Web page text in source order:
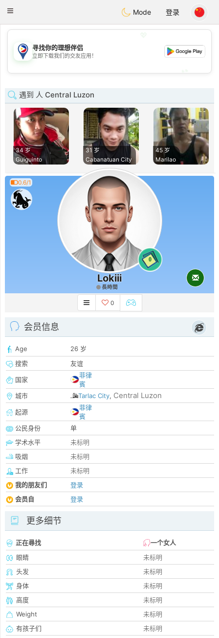
PhilippinesChat
Toggle
Mode 登录
💖
💕
寻找你的理想伴侣
立即下载我们的交友应用！
遇到 人 Central Luzon
34 岁
Guiguinto
31 岁
Cabanatuan City
45 岁
Marilao
0.6/1
0
Lokiii
長時間
0
会员信息
Age
26 岁
搜索
友谊
国家
菲律
賓
城市
Tarlac City, Central Luzon
起源
菲律
賓
公民身份
单
学术水平
未标明
吸烟
未标明
工作
未标明
我的朋友们
登录
会员自
登录
更多细节
正在尋找
一个女人
眼睛
未标明
头发
未标明
身体
未标明
高度
未标明
Weight
未标明
有孩子们
未标明